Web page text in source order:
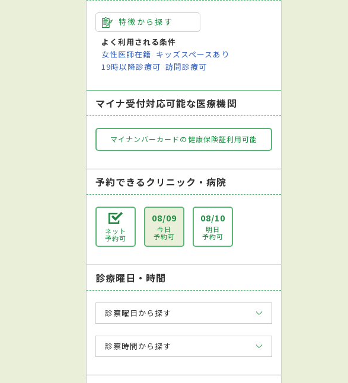
特徴から探す
よく利用される条件
女性医師在籍 キッズスペースあり
19時以降診療可 訪問診療可
マイナ受付対応可能な医療機関
マイナンバーカードの健康保険証利用可能
予約できるクリニック・病院
ネット
予約可
08/09
今日
予約可
08/10
明日
予約可
診療曜日・時間
診察曜日から探す
診察時間から探す